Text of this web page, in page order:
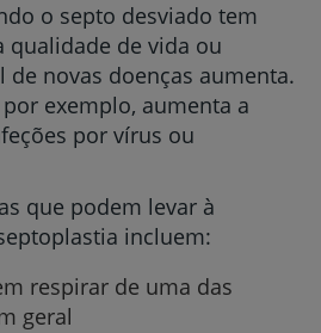
o septo desviado tem
qualidade de vida ou
novas doenças aumenta.
por exemplo, aumenta a
por vírus ou
que podem levar à
incluem:
respirar de uma das
geral